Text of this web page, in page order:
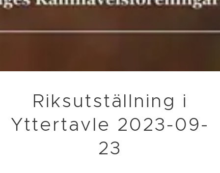
Riksutställning i
Yttertavle 2023-09-
23